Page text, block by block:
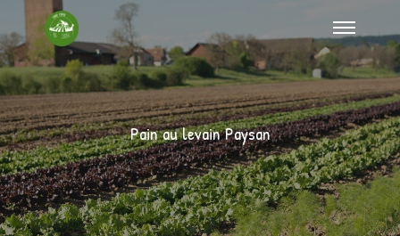
Pain au levain Paysan